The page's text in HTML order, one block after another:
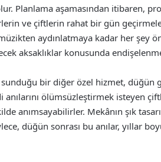
Planlama aşamasından itibaren,
ve çiftlerin rahat bir gün
aydınlatmaya kadar her şey
aksaklıklar konusunda
sunduğu bir diğer özel hizmet,
anılarını ölümsüzleştirmek isteyen
anımsayabilirler. Mekânın şık
düğün sonrası bu anılar, yıllar